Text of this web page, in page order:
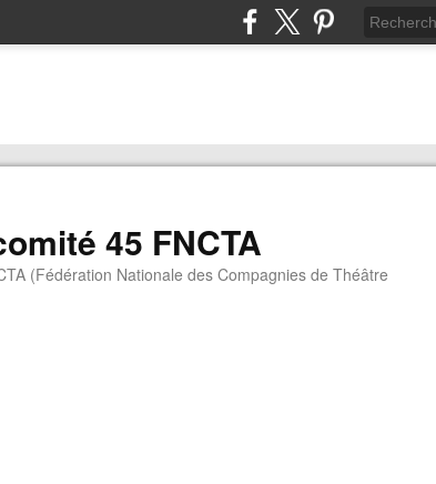
45 FNCTA
(Fédération Nationale des Compagnies de Théâtre